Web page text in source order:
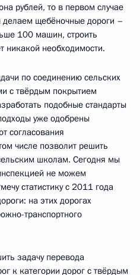
рублей, то в первом случае
щебёночные дороги –
100 машин, строить
никакой необходимости.
по соединению сельских
с твёрдым покрытием
подобные стандарты
уже одобрены
согласования
числе позволит решить
школам. Сегодня мы
не можем
статистику с 2011 года
на этих дорогах
транспортного
задачу перевода
к категории дорог с твёрдым